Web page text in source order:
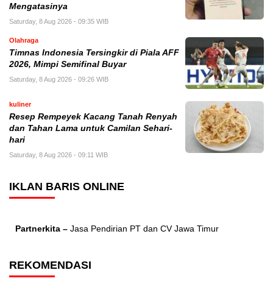
Mengatasinya
Saturday, 8 Aug 2026 - 09:35 WIB
Olahraga
Timnas Indonesia Tersingkir di Piala AFF
2026, Mimpi Semifinal Buyar
Saturday, 8 Aug 2026 - 09:26 WIB
kuliner
Resep Rempeyek Kacang Tanah Renyah
dan Tahan Lama untuk Camilan Sehari-
hari
Saturday, 8 Aug 2026 - 09:11 WIB
IKLAN BARIS ONLINE
Partnerkita – Jasa Pendirian PT dan CV Jawa Timur
REKOMENDASI